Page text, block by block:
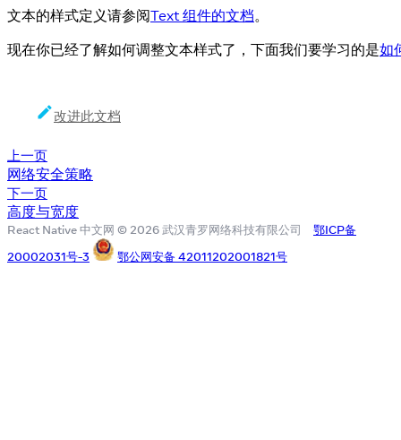
文本的样式定义请参阅Text 组件的文档。
现在你已经了解如何调整文本样式了，下面我们要学习的是如
改进此文档
上一页
网络安全策略
下一页
高度与宽度
React Native 中文网 © 2026 武汉青罗网络科技有限公司
鄂ICP备
20002031号-3
鄂公网安备 42011202001821号